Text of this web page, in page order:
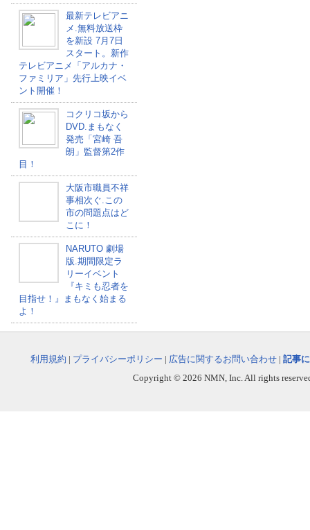
最新テレビアニ
メ.無料放送枠
を新設 7月7日
スタート。新作
テレビアニメ「アルカナ・
ファミリア」先行上映イベ
ント開催！
コクリコ坂から
DVD.まもなく
発売「宮崎 吾
朗」監督第2作
目！
大阪市職員不祥
事相次ぐ.この
市の問題点はど
こに！
NARUTO 劇場
版.期間限定ラ
リーイベント
『キミも忍者を
目指せ！』まもなく始まる
よ！
利用規約 | プライバシーポリシー | 広告に関するお問い合わせ | 記事
Copyright © 2026 NMN, Inc. All rights